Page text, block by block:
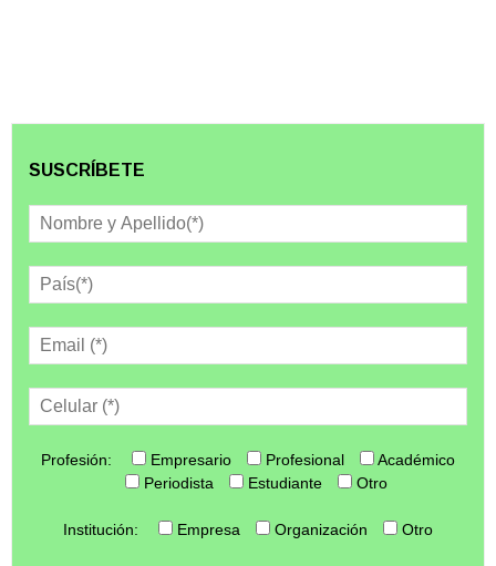
SUSCRÍBETE
Profesión: Empresario Profesional
Académico
Periodista
Estudiante Otro
Institución: Empresa Organización Otro